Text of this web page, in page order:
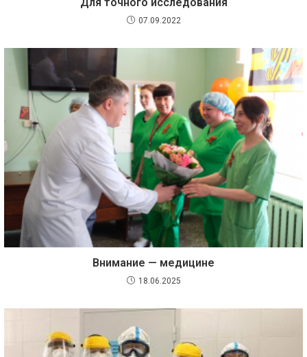
07.09.2022
Внимание — медицине
18.06.2025